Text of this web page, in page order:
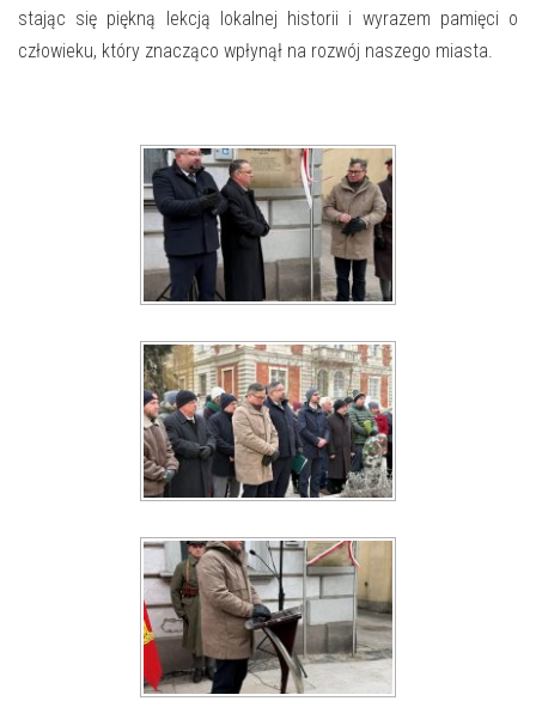
stając się piękną lekcją lokalnej historii i wyrazem pamięci o
człowieku, który znacząco wpłynął na rozwój naszego miasta.